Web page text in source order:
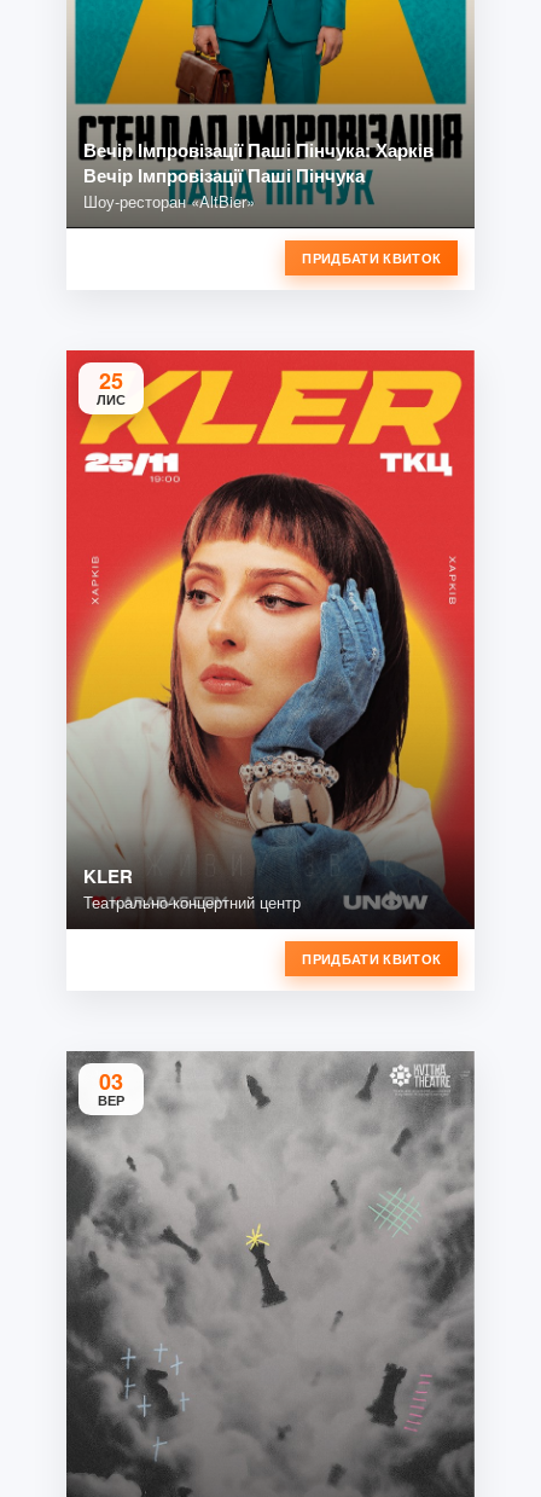
Вечір Імпровізації Паші Пінчука: Харків
Вечір Імпровізації Паші Пінчука
Шоу-ресторан «AltBier»
ПРИДБАТИ КВИТОК
25
ЛИС
KLER
Театрально-концертний центр
ПРИДБАТИ КВИТОК
03
ВЕР